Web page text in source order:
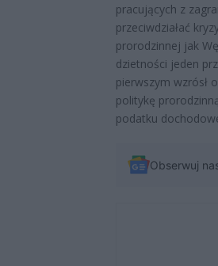
pracujących z
przeciwdziałać
prorodzinnej jak
dzietności jeden
pierwszym wzrósł
politykę
podatku
Obserwuj